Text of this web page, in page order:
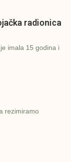
radionica
imala 15 godina i
rezimiramo